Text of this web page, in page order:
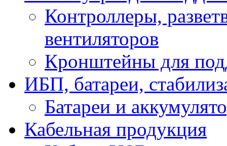
Контроллеры,
вентиляторов
Кронштейны для
ИБП, батареи,
Батареи и
Кабельная продукция